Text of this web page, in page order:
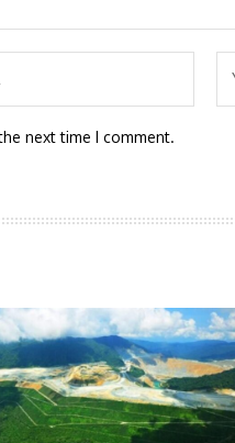
next time I comment.